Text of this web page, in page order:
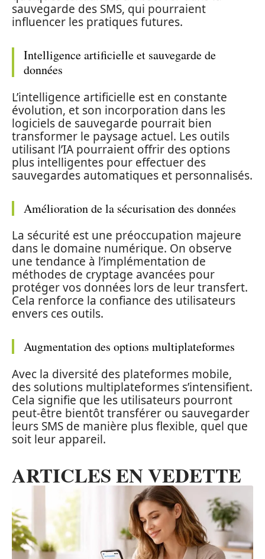
sauvegarde des SMS, qui pourraient
influencer les pratiques futures.
Intelligence artificielle et sauvegarde de
données
L’intelligence artificielle est en constante
évolution, et son incorporation dans les
logiciels de sauvegarde pourrait bien
transformer le paysage actuel. Les outils
utilisant l’IA pourraient offrir des options
plus intelligentes pour effectuer des
sauvegardes automatiques et personnalisés.
Amélioration de la sécurisation des données
La sécurité est une préoccupation majeure
dans le domaine numérique. On observe
une tendance à l’implémentation de
méthodes de cryptage avancées pour
protéger vos données lors de leur transfert.
Cela renforce la confiance des utilisateurs
envers ces outils.
Augmentation des options multiplateformes
Avec la diversité des plateformes mobile,
des solutions multiplateformes s’intensifient.
Cela signifie que les utilisateurs pourront
peut-être bientôt transférer ou sauvegarder
leurs SMS de manière plus flexible, quel que
soit leur appareil.
ARTICLES EN VEDETTE